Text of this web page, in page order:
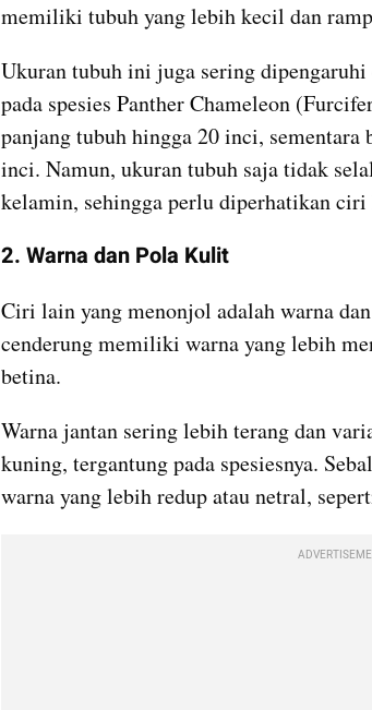
memiliki tubuh yang lebih kecil dan
Ukuran tubuh ini juga sering
pada spesies Panther Chameleon
panjang tubuh hingga 20 inci, sementara
inci. Namun, ukuran tubuh saja tidak
kelamin, sehingga perlu diperhatikan
2. Warna dan Pola Kulit
Ciri lain yang menonjol adalah warna
cenderung memiliki warna yang lebih
betina.
Warna jantan sering lebih terang dan
kuning, tergantung pada spesiesnya.
warna yang lebih redup atau netral,